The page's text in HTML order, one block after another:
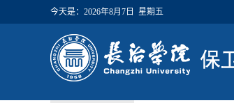
今天是： 2026年8月7日 星期五